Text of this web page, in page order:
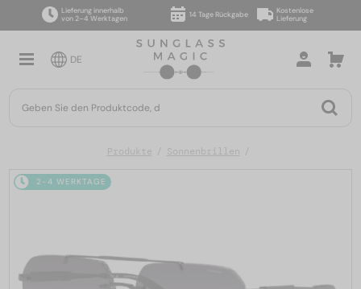
Lieferung innerhalb
von 2–4 Werktagen
14 Tage Rückgabe
Kostenlose
Lieferung
DE
Produkte Sonnenbrillen
2-4 WERKTAGE